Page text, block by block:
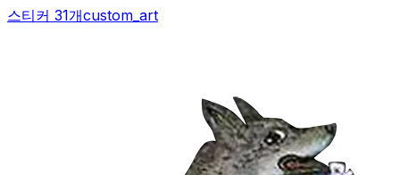
스티커 31개custom_art